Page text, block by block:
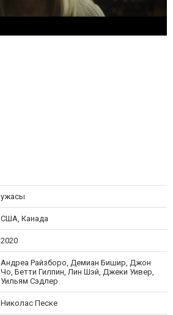
ужасы
США, Канада
2020
Андреа Райзборо, Демиан Бишир, Джон
Чо, Бетти Гилпин, Лин Шэй, Джеки Уивер,
Уильям Сэдлер
Николас Песке